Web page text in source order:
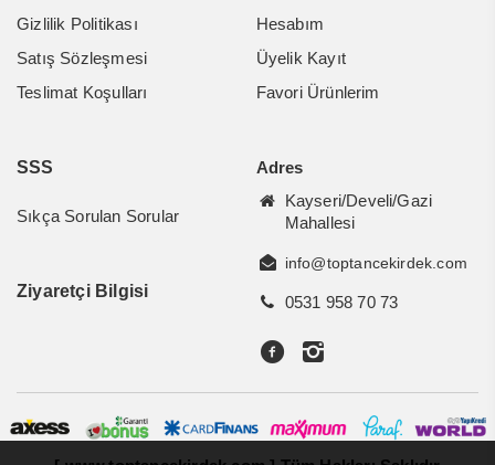
Gizlilik Politikası
Satış Sözleşmesi
Teslimat Koşulları
Hesabım
Üyelik Kayıt
Favori Ürünlerim
SSS
Sıkça Sorulan Sorular
Ziyaretçi Bilgisi
Adres
Kayseri/Develi/Gazi
Mahallesi
info@toptancekirdek.com
0531 958 70 73